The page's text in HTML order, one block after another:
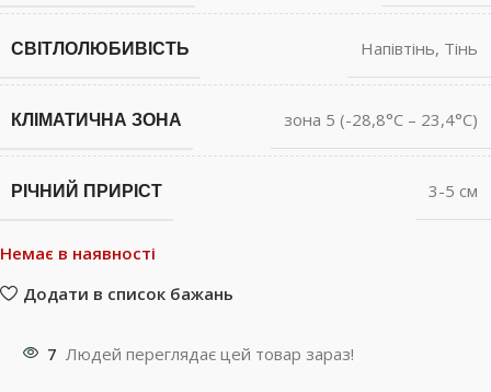
СВІТЛОЛЮБИВІСТЬ Напівтінь, Тінь
КЛІМАТИЧНА ЗОНА зона 5 (-28,8°С – 23,4°С)
РІЧНИЙ ПРИРІСТ 3-5 см
Немає в наявності
Додати в список бажань
7 Людей переглядає цей товар зараз!